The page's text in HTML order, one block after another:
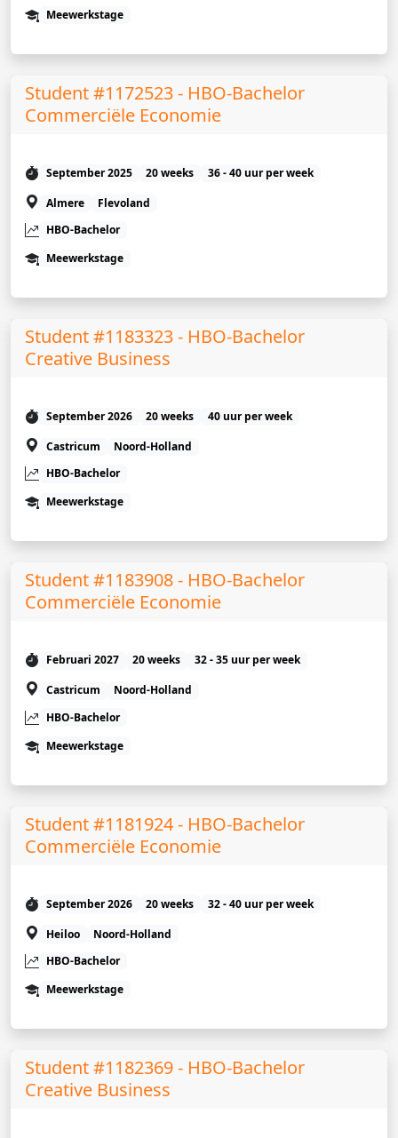
Meewerkstage
Student #1172523 - HBO-Bachelor
Commerciële Economie
September 2025 20 weeks
36 - 40 uur per week
Almere
Flevoland
HBO-Bachelor
Meewerkstage
Student #1183323 - HBO-Bachelor
Creative Business
September 2026 20 weeks
40 uur per week
Castricum
Noord-Holland
HBO-Bachelor
Meewerkstage
Student #1183908 - HBO-Bachelor
Commerciële Economie
Februari 2027 20 weeks
32 - 35 uur per week
Castricum
Noord-Holland
HBO-Bachelor
Meewerkstage
Student #1181924 - HBO-Bachelor
Commerciële Economie
September 2026 20 weeks
32 - 40 uur per week
Heiloo
Noord-Holland
HBO-Bachelor
Meewerkstage
Student #1182369 - HBO-Bachelor
Creative Business